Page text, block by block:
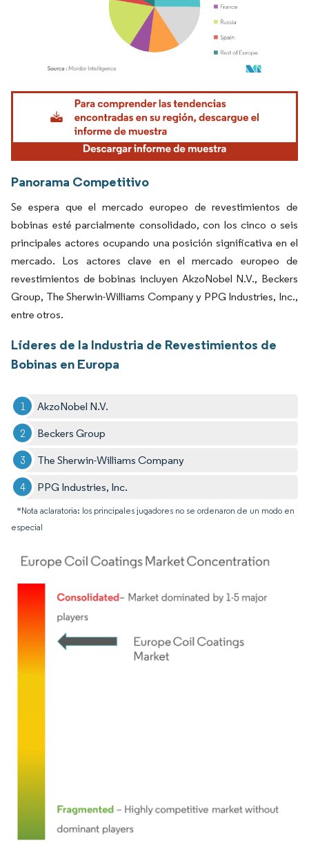
Imagen © Mordor Intelligence. El uso requiere atribución según CC BY 4.0.
Panorama Competitivo
Se espera que el mercado europeo de revestimientos de
bobinas esté parcialmente consolidado, con los cinco o seis
principales actores ocupando una posición significativa en el
mercado. Los actores clave en el mercado europeo de
revestimientos de bobinas incluyen AkzoNobel N.V., Beckers
Group, The Sherwin-Williams Company y PPG Industries, Inc.,
entre otros.
Líderes de la Industria de Revestimientos de
Bobinas en Europa
AkzoNobel N.V.
Beckers Group
The Sherwin-Williams Company
PPG Industries, Inc.
*Nota aclaratoria: los principales jugadores no se ordenaron de un modo en
especial